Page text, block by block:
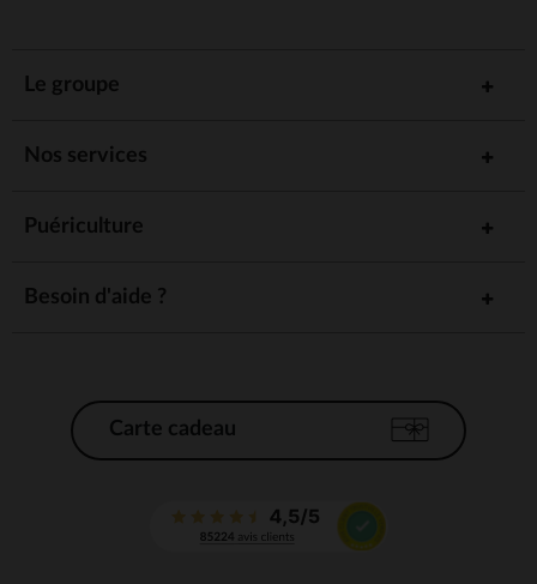
Le groupe
Nos services
Puériculture
Besoin d'aide ?
Carte cadeau